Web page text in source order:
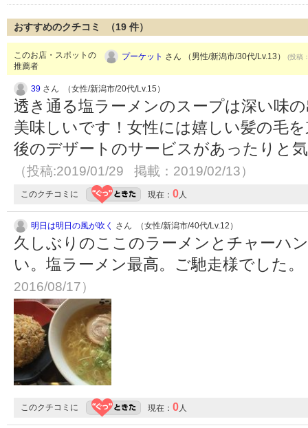
おすすめのクチコミ （19 件）
このお店・スポットの
推薦者
プーケット さん （男性/新潟市/30代/Lv.13） (投稿
39 さん （女性/新潟市/20代/Lv.15）
透き通る塩ラーメンのスープは深い味
美味しいです！女性には嬉しい髪の毛
後のデザートのサービスがあったりと
（投稿:2019/01/29 掲載：2019/02/13）
このクチコミに 現在： 0人
明日は明日の風が吹く さん （女性/新潟市/40代/Lv.12）
久しぶりのここのラーメンとチャーハ
い。塩ラーメン最高。ご馳走様でした。
2016/08/17）
このクチコミに 現在： 0人